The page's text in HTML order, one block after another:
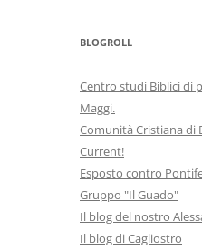
BLOGROLL
Centro studi Biblici di
Maggi.
Comunità Cristiana di
Current!
Esposto contro
Gruppo "Il Guado"
Il blog del nostro
Il blog di Cagliostro